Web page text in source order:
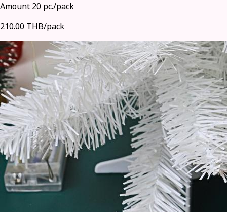
Amount 20 pc./pack
210.00 THB/pack